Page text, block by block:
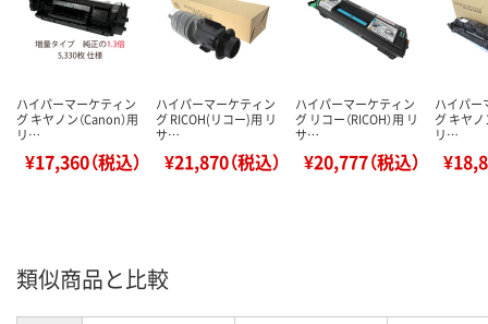
ハイパーマーケティン
グ キヤノン（Canon）用
リ…
¥17,360（税込）
ハイパーマーケティン
グ RICOH(リコー)用 リ
サ…
¥21,870（税込）
ハイパーマーケティン
グ リコー（RICOH）用 リ
サ…
¥20,777（税込）
ハイパー
グ キヤノ
リ…
類似商品と比較